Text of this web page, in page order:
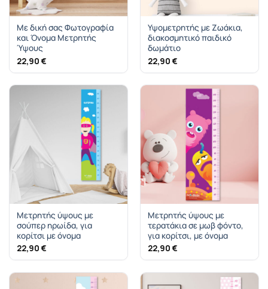
Με δική σας Φωτογραφία
και Όνομα Μετρητής
Ύψους
22,90 €
Υψομετρητής με Ζωάκια,
διακοσμητικό παιδικό
δωμάτιο
22,90 €
Μετρητής ύψους με
σούπερ ηρωίδα, για
κορίτσι με όνομα
22,90 €
Μετρητής ύψους με
τερατάκια σε μωβ φόντο,
για κορίτσι, με όνομα
22,90 €